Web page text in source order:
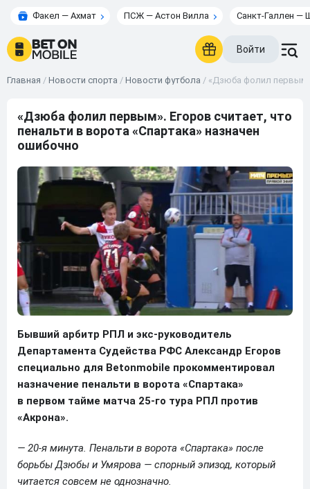
Факел — Ахмат ПСЖ — Астон Вилла Санкт-Галлен —
Войти
Главная / Новости спорта / Новости футбола / «Дзюба фолил
«Дзюба фолил первым». Егоров считает, что
пенальти в ворота «Спартака» назначен
ошибочно
Бывший арбитр РПЛ и экс-руководитель
Департамента Судейства РФС Александр Егоров
специально для Betonmobile прокомментировал
назначение пенальти в ворота «Спартака»
в первом тайме матча 25-го тура РПЛ против
«Акрона».
— 20-я минута. Пенальти в ворота «Спартака» после
борьбы Дзюбы и Умярова — спорный эпизод, который
читается совсем не однозначно.